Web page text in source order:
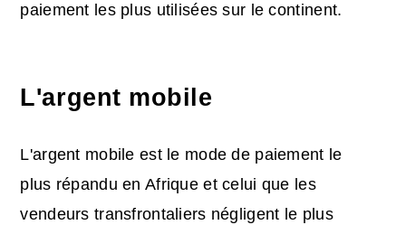
paiement les plus utilisées sur le continent.
L'argent mobile
L'argent mobile est le mode de paiement le
plus répandu en Afrique et celui que les
vendeurs transfrontaliers négligent le plus